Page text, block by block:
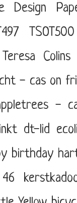
Design
TSOT500
Teresa Colins
- cas on
-
dt-lid
birthday